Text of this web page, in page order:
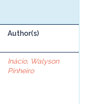
Author(s)
Inácio, Walyson
Pinheiro